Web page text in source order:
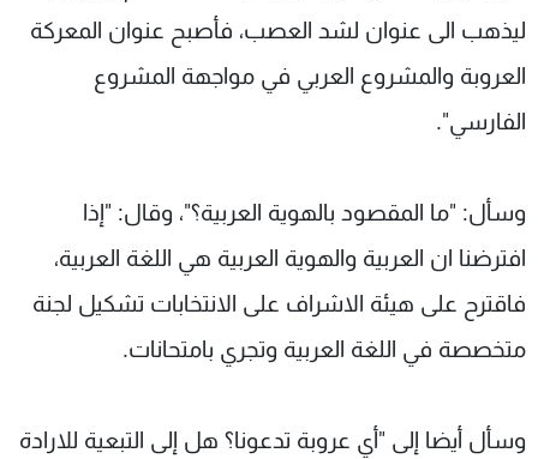
ليذهب الى عنوان لشد العصب، فأصبح عنوان المعركة
العروبة والمشروع العربي في مواجهة المشروع
الفارسي".
وسأل: "ما المقصود بالهوية العربية؟"، وقال: "إذا
افترضنا ان العربية والهوية العربية هي اللغة العربية،
فاقترح على هيئة الاشراف على الانتخابات تشكيل لجنة
متخصصة في اللغة العربية وتجري بامتحانات.
وسأل أيضا إلى "أي عروبة تدعونا؟ هل إلى التبعية للارادة